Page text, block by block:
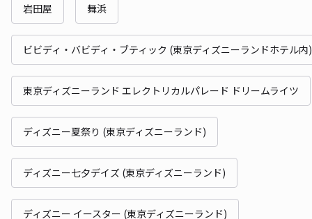
岩田屋 舞浜
ビビディ・バビディ・ブティック (東京ディズニーランドホテル内)
東京ディズニーランド エレクトリカルパレード ドリームライツ
ディズニー夏祭り (東京ディズニーランド)
ディズニー七夕デイズ (東京ディズニーランド)
ディズニー イースター (東京ディズニーランド)